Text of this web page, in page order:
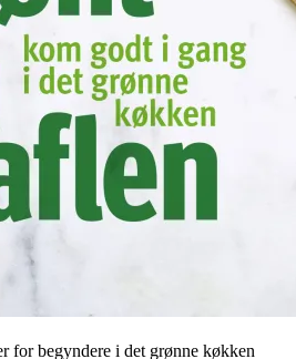
for begyndere i det grønne køkken